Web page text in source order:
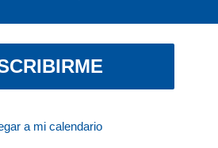
a mi calendario